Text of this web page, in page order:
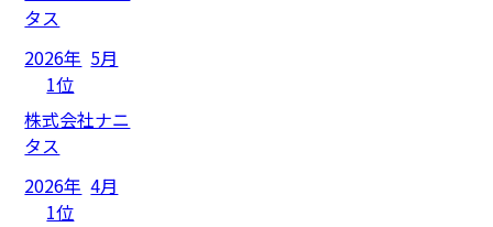
タス
2026年 5月
1位
株式会社ナニ
タス
2026年 4月
1位